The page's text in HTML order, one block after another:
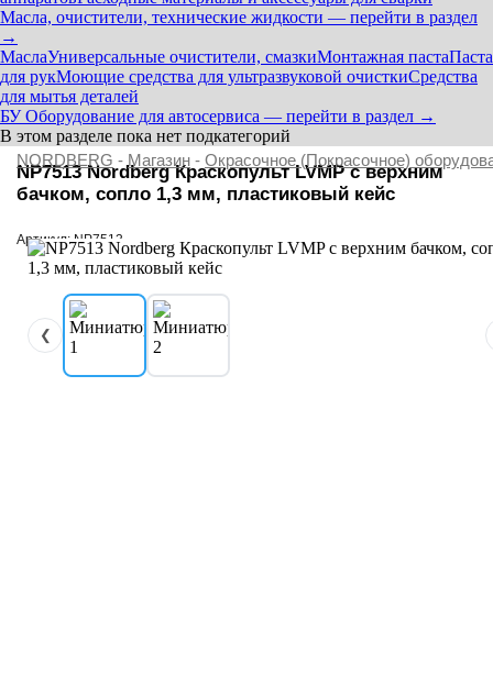
Масла, очистители, технические жидкости — перейти в раздел
→
МаслаУниверсальные очистители, смазкиМонтажная пастаПаста
для рукМоющие средства для ультразвуковой очисткиСредства
для мытья деталей
БУ Оборудование для автосервиса — перейти в раздел →
В этом разделе пока нет подкатегорий
NORDBERG - Магазин - Окрасочное (Покрасочное)
NP7513 Nordberg Краскопульт LVMP с верхним
бачком, сопло 1,3 мм, пластиковый кейс
Артикул: NP7513
❮